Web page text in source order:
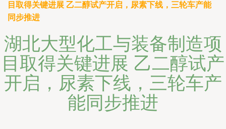
目取得关键进展 乙二醇试产开启，尿素下线，三轮车产能
同步推进
湖北大型化工与装备制造项
目取得关键进展 乙二醇试产
开启，尿素下线，三轮车产
能同步推进